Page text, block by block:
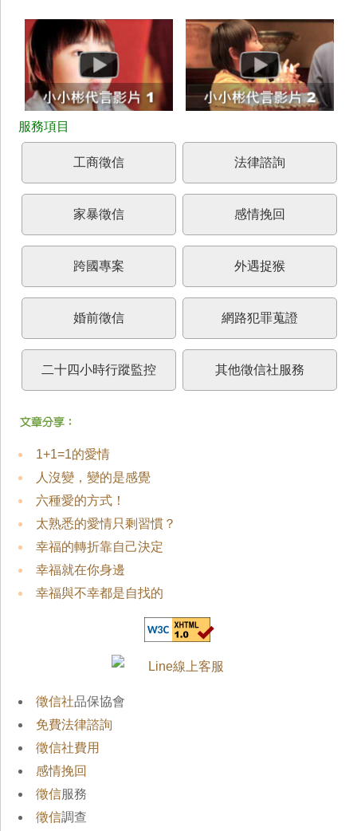
工商徵信 法律諮詢
家暴徵信 感情挽回
跨國專案 外遇捉猴
婚前徵信 網路犯罪蒐證
二十四小時行蹤監控 其他徵信社服務
1+1=1的愛情
人沒變，變的是感覺
六種愛的方式！
太熟悉的愛情只剩習慣？
幸福的轉折靠自己決定
幸福就在你身邊
幸福與不幸都是自找的
徵信社品保協會
免費法律諮詢
徵信社費用
感情挽回
徵信服務
徵信調查